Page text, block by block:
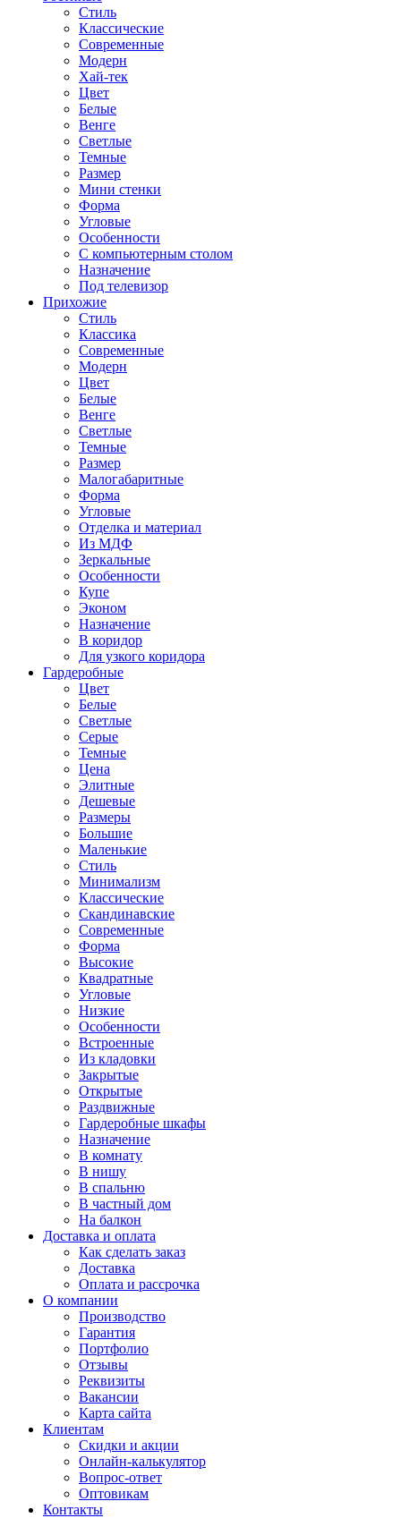
Стиль
Классические
Современные
Модерн
Хай-тек
Цвет
Белые
Венге
Светлые
Темные
Размер
Мини стенки
Форма
Угловые
Особенности
С компьютерным столом
Назначение
Под телевизор
Прихожие
Стиль
Классика
Современные
Модерн
Цвет
Белые
Венге
Светлые
Темные
Размер
Малогабаритные
Форма
Угловые
Отделка и материал
Из МДФ
Зеркальные
Особенности
Купе
Эконом
Назначение
В коридор
Для узкого коридора
Гардеробные
Цвет
Белые
Светлые
Серые
Темные
Цена
Элитные
Дешевые
Размеры
Большие
Маленькие
Стиль
Минимализм
Классические
Скандинавские
Современные
Форма
Высокие
Квадратные
Угловые
Низкие
Особенности
Встроенные
Из кладовки
Закрытые
Открытые
Раздвижные
Гардеробные шкафы
Назначение
В комнату
В нишу
В спальню
В частный дом
На балкон
Доставка и оплата
Как сделать заказ
Доставка
Оплата и рассрочка
О компании
Производство
Гарантия
Портфолио
Отзывы
Реквизиты
Вакансии
Карта сайта
Клиентам
Скидки и акции
Онлайн-калькулятор
Вопрос-ответ
Оптовикам
Контакты